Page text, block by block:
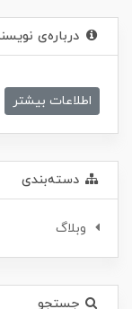
درباره‌ی
اطلاعات بیشتر
دسته‌بندی
وبلاگ
جستجو